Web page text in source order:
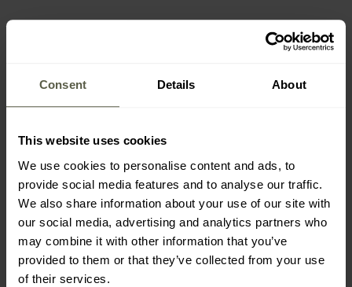
Consent Details About
This website uses cookies
We use cookies to personalise content and ads, to
provide social media features and to analyse our traffic.
We also share information about your use of our site with
our social media, advertising and analytics partners who
may combine it with other information that you’ve
provided to them or that they’ve collected from your use
of their services.
Alpinus - Hydrotex
Larouco Trekking Schuhe
- Black
Versand:Sofort
FINAL SALE
SONDERANGEBOT
Pentagon - Achilles
Tactical XTR 6" Schuhe -
Black
Versand:Sofort